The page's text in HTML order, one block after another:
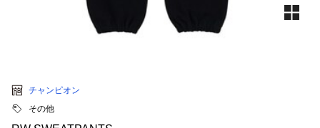
チャンピオン
その他